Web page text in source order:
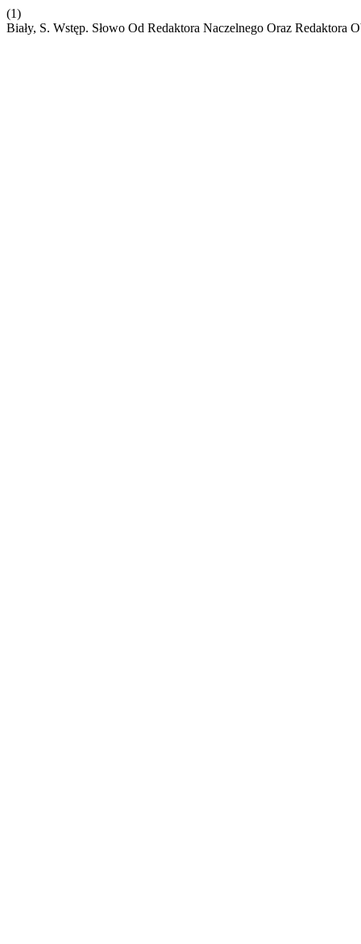
(1)
Biały, S. Wstęp. Słowo Od Redaktora Naczelnego Oraz Redaktora